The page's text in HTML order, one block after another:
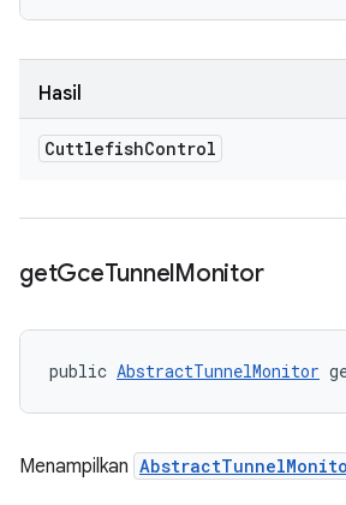
Hasil
CuttlefishControl
getGceTunnelMonitor
public AbstractTunnelMonitor
Menampilkan